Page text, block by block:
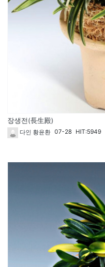
장생전(長生殿)
다인 황윤환 07-28 HIT:5949